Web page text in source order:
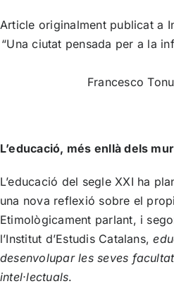
Article originalment publicat a
“Una ciutat pensada per a la
Francesco
L’educació, més enllà dels
L’educació del segle XXI ha
una nova reflexió sobre el
Etimològicament parlant, i
l’Institut d’Estudis Catalans,
desenvolupar les seves
intel·lectuals.